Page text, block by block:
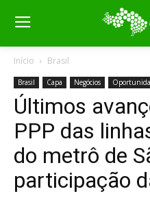
Início Brasil
Brasil Capa Negócios
Últimos
PPP das
do metrô de
participação